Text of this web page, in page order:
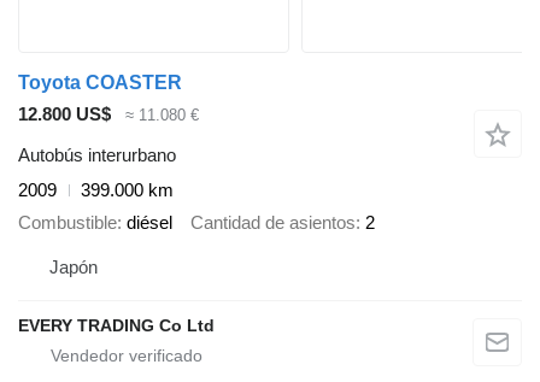
Toyota COASTER
12.800 US$
≈ 11.080 €
Autobús interurbano
2009
399.000 km
Combustible diésel Cantidad de asientos 2
Japón
EVERY TRADING Co Ltd